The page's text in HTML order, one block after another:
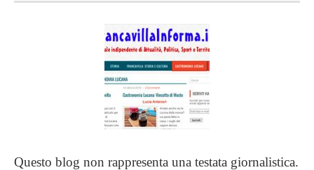
Questo blog non rappresenta una testata giornalistica.